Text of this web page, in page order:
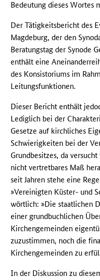
Bedeutung dieses Wortes
Der Tätigkeitsbericht des
Magdeburg, der den
Beratungstag der Synode
enthält eine
des Konsistoriums im
Leitungsfunktionen.
Dieser Bericht enthält
Lediglich bei der
Gesetze auf kirchliches
Schwierigkeiten bei der
Grundbesitzes, da
nicht vertretbares Maß
seit Jahren stehe eine
»Vereinigten Küster- und
wörtlich: »Die staatlichen
einer grundbuchlichen
Kirchengemeinden
zuzustimmen, noch die
Kirchengemeinden zu
In der Diskussion zu